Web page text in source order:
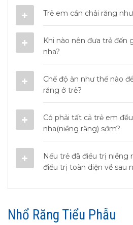
Trẻ em cần chải răng
Khi nào nên đưa trẻ đến
nha?
Chế độ ăn như thế nào
răng ở trẻ?
Có phải tất cả trẻ em
nha(niềng răng) sớm?
Nếu trẻ đã điều trị niềng
điều trị toàn diện về sau
Nhổ Răng Tiểu Phẫu